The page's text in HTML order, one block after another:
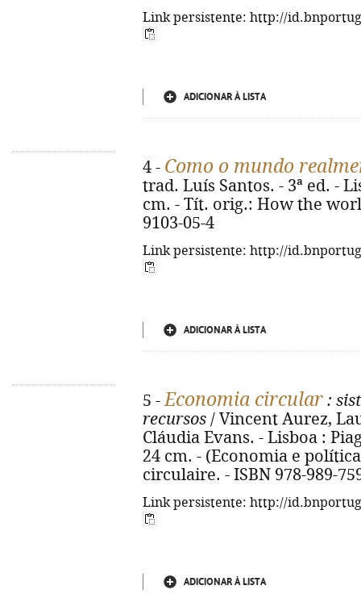
Link persistente: http://
ADICIONAR À LISTA
4 - Como o mundo
trad. Luís Santos. - 3ª ed. -
cm. - Tít. orig.: How the
9103-05-4
Link persistente: http://
ADICIONAR À LISTA
5 -Economia circular :
recursos / Vincent Aurez,
Cláudia Evans. - Lisboa :
24 cm. - (Economia e
circulaire. - ISBN 978-989-
Link persistente: http://
ADICIONAR À LISTA